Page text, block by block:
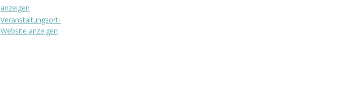
anzeigen
Veranstaltungsort-
Website anzeigen